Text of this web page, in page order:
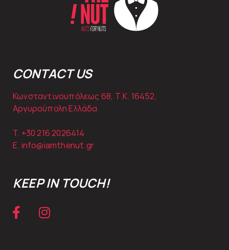
CONTACT US
Κωνσταντινουπόλεως 68, Τ.Κ. 16452,
Αργυρούπολη Ελλάδα
T. +30216 2026414
E. info@iamthenut.gr
KEEP IN TOUCH!